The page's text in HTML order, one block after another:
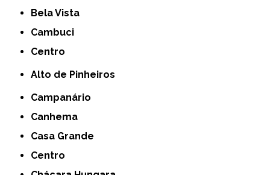
Bela Vista
Cambuci
Centro
Alto de Pinheiros
Campanário
Canhema
Casa Grande
Centro